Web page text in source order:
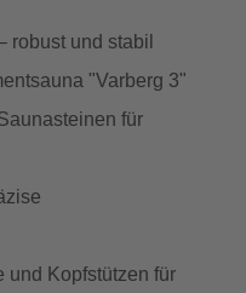
robust und stabil
"Varberg 3"
für
und Kopfstützen für